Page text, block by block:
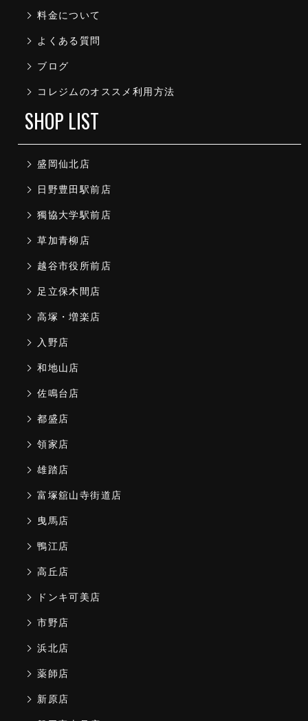
料金について
よくある質問
ブログ
コレジムのオススメ利用方法
SHOP LIST
盛岡仙北店
日野豊田駅前店
獨協大学駅前店
草加青柳店
越谷市役所前店
足立保木間店
高塚・増楽店
入野店
和地山店
佐鳴台店
都盛店
領家店
雄踏店
富塚舘山寺街道店
曳馬店
鴨江店
高丘店
ドンキ可美店
市野店
浜北店
薬師店
新原店